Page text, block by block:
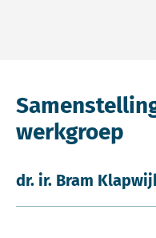
werkgroep
dr. ir. Bram